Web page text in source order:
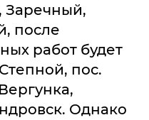
Заречный,
после
работ будет
пос.
Однако